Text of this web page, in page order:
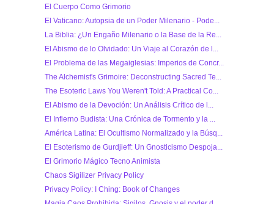
El Cuerpo Como Grimorio
El Vaticano: Autopsia de un Poder Milenario - Pode...
La Biblia: ¿Un Engaño Milenario o la Base de la Re...
El Abismo de lo Olvidado: Un Viaje al Corazón de l...
El Problema de las Megaiglesias: Imperios de Concr...
The Alchemist's Grimoire: Deconstructing Sacred Te...
The Esoteric Laws You Weren't Told: A Practical Co...
El Abismo de la Devoción: Un Análisis Crítico de l...
El Infierno Budista: Una Crónica de Tormento y la ...
América Latina: El Ocultismo Normalizado y la Búsq...
El Esoterismo de Gurdjieff: Un Gnosticismo Despoja...
El Grimorio Mágico Tecno Animista
Chaos Sigilizer Privacy Policy
Privacy Policy: I Ching: Book of Changes